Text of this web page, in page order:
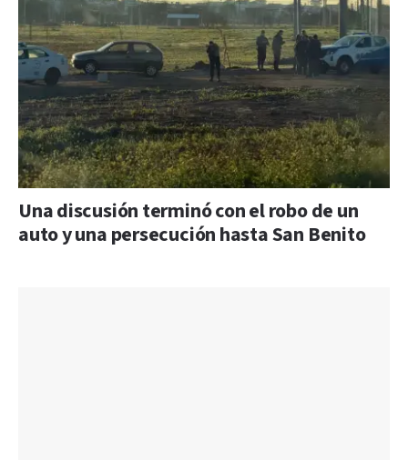
Una discusión terminó con el robo de un
auto y una persecución hasta San Benito